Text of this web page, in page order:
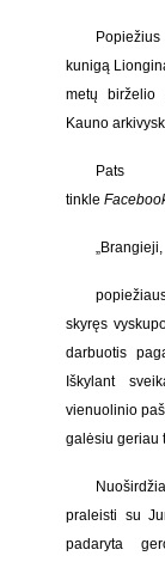
kunigą
metų birželio
Kauno
Pats
tinkle
„Brangieji,
skyręs
darbuotis
Iškylant
vienuolinio
galėsiu geriau
praleisti su
padaryta